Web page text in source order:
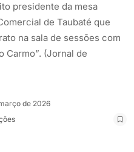
presidente da mesa
de Taubaté que
na sala de sessões com
Carmo”. (Jornal de
de 2026